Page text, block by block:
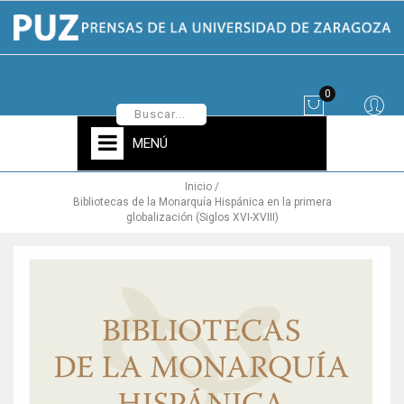
0
MENÚ
Inicio
Bibliotecas de la Monarquía Hispánica en la primera
globalización (Siglos XVI-XVIII)